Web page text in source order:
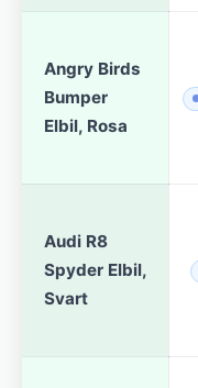
Angry Birds
Bumper
Elbil, Rosa
Audi R8
Spyder Elbil,
Svart